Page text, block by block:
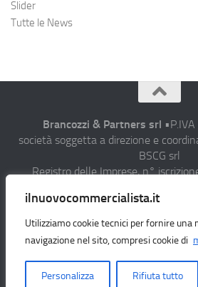
ilnuovocommercialista.it
Utilizziamo cookie tecnici per fornire una
navigazione nel sito, compresi cookie di
Personalizza Rifiuta tutto
Slider
Tutte le News
Brancozzi & Partners srl
società soggetta a direzione e
BSCG srl
Registro delle Imprese, n°
• Fax 0734/608282 • N°
• Email :
Privacy policy